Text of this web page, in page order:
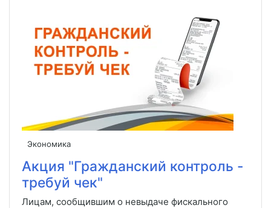
Экономика
Акция "Гражданский контроль -
требуй чек"
Лицам, сообщившим о невыдаче фискального